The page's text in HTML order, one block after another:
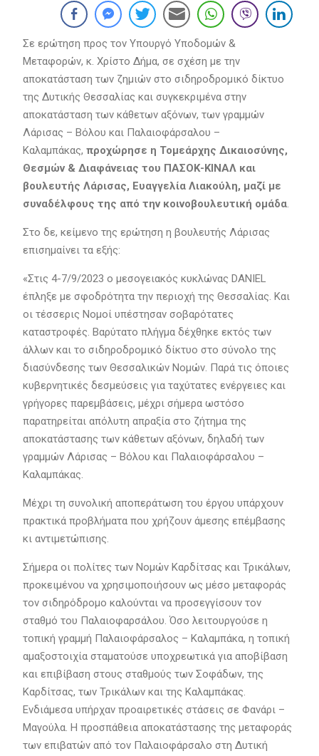
Σε ερώτηση προς τον Υπουργό Υποδομών &
Μεταφορών, κ. Χρίστο Δήμα, σε σχέση με την
αποκατάσταση των ζημιών στο σιδηροδρομικό δίκτυο
της Δυτικής Θεσσαλίας και συγκεκριμένα στην
αποκατάσταση των κάθετων αξόνων, των γραμμών
Λάρισας – Βόλου και Παλαιοφάρσαλου –
Καλαμπάκας, προχώρησε η Τομεάρχης Δικαιοσύνης,
Θεσμών & Διαφάνειας του ΠΑΣΟΚ-ΚΙΝΑΛ και
βουλευτής Λάρισας, Ευαγγελία Λιακούλη, μαζί με
συναδέλφους της από την κοινοβουλευτική ομάδα.
Στο δε, κείμενο της ερώτηση η βουλευτής Λάρισας
επισημαίνει τα εξής:
«Στις 4-7/9/2023 ο μεσογειακός κυκλώνας DANIEL
έπληξε με σφοδρότητα την περιοχή της Θεσσαλίας. Και
οι τέσσερις Νομοί υπέστησαν σοβαρότατες
καταστροφές. Βαρύτατο πλήγμα δέχθηκε εκτός των
άλλων και το σιδηροδρομικό δίκτυο στο σύνολο της
διασύνδεσης των Θεσσαλικών Νομών. Παρά τις όποιες
κυβερνητικές δεσμεύσεις για ταχύτατες ενέργειες και
γρήγορες παρεμβάσεις, μέχρι σήμερα ωστόσο
παρατηρείται απόλυτη απραξία στο ζήτημα της
αποκατάστασης των κάθετων αξόνων, δηλαδή των
γραμμών Λάρισας – Βόλου και Παλαιοφάρσαλου –
Καλαμπάκας.
Μέχρι τη συνολική αποπεράτωση του έργου υπάρχουν
πρακτικά προβλήματα που χρήζουν άμεσης επέμβασης
κι αντιμετώπισης.
Σήμερα οι πολίτες των Νομών Καρδίτσας και Τρικάλων,
προκειμένου να χρησιμοποιήσουν ως μέσο μεταφοράς
τον σιδηρόδρομο καλούνται να προσεγγίσουν τον
σταθμό του Παλαιοφαρσάλου. Όσο λειτουργούσε η
τοπική γραμμή Παλαιοφάρσαλος – Καλαμπάκα, η τοπική
αμαξοστοιχία σταματούσε υποχρεωτικά για αποβίβαση
και επιβίβαση στους σταθμούς των Σοφάδων, της
Καρδίτσας, των Τρικάλων και της Καλαμπάκας.
Ενδιάμεσα υπήρχαν προαιρετικές στάσεις σε Φανάρι –
Μαγούλα. Η προσπάθεια αποκατάστασης της μεταφοράς
των επιβατών από τον Παλαιοφάρσαλο στη Δυτική